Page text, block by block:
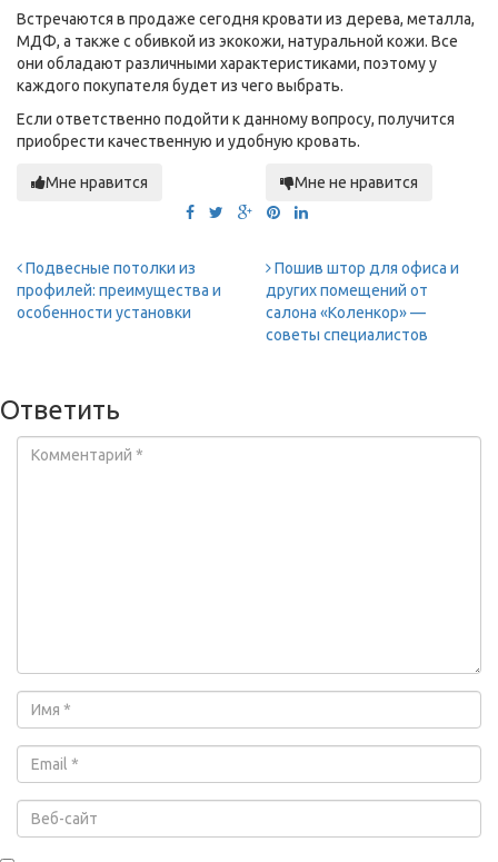
Встречаются в продаже сегодня кровати из дерева, металла,
МДФ, а также с обивкой из экокожи, натуральной кожи. Все
они обладают различными характеристиками, поэтому у
каждого покупателя будет из чего выбрать.
Если ответственно подойти к данному вопросу, получится
приобрести качественную и удобную кровать.
Мне нравится Мне не нравится
Подвесные потолки из
профилей: преимущества и
особенности установки
Пошив штор для офиса и
других помещений от
салона «Коленкор» —
советы специалистов
Ответить